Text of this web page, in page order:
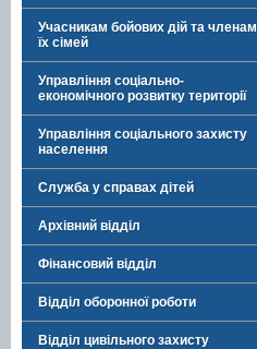
Учасникам бойових дій та членам
їх сімей
Управління соціально-
економічного розвитку території
Управління соціального захисту
населення
Служба у справах дітей
Архівний відділ
Фінансовий відділ
Відділ оборонної роботи
Відділ цивільного захисту